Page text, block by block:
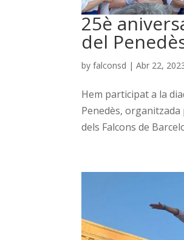
25è
del
byfalconsd |Abr 22,
Hem participat a la
Penedès,
dels Falcons de